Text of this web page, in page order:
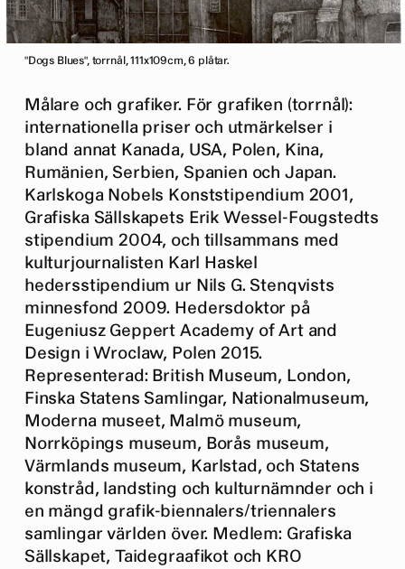
"Dogs Blues", torrnål, 111x109cm, 6 plåtar.
Målare och grafiker. För grafiken (torrnål):
internationella priser och utmärkelser i
bland annat Kanada, USA, Polen, Kina,
Rumänien, Serbien, Spanien och Japan.
Karlskoga Nobels Konststipendium 2001,
Grafiska Sällskapets Erik Wessel-Fougstedts
stipendium 2004, och tillsammans med
kulturjournalisten Karl Haskel
hedersstipendium ur Nils G. Stenqvists
minnesfond 2009. Hedersdoktor på
Eugeniusz Geppert Academy of Art and
Design i Wroclaw, Polen 2015.
Representerad: British Museum, London,
Finska Statens Samlingar, Nationalmuseum,
Moderna museet, Malmö museum,
Norrköpings museum, Borås museum,
Värmlands museum, Karlstad, och Statens
konstråd, landsting och kulturnämnder och i
en mängd grafik-biennalers/triennalers
samlingar världen över. Medlem: Grafiska
Sällskapet, Taidegraafikot och KRO